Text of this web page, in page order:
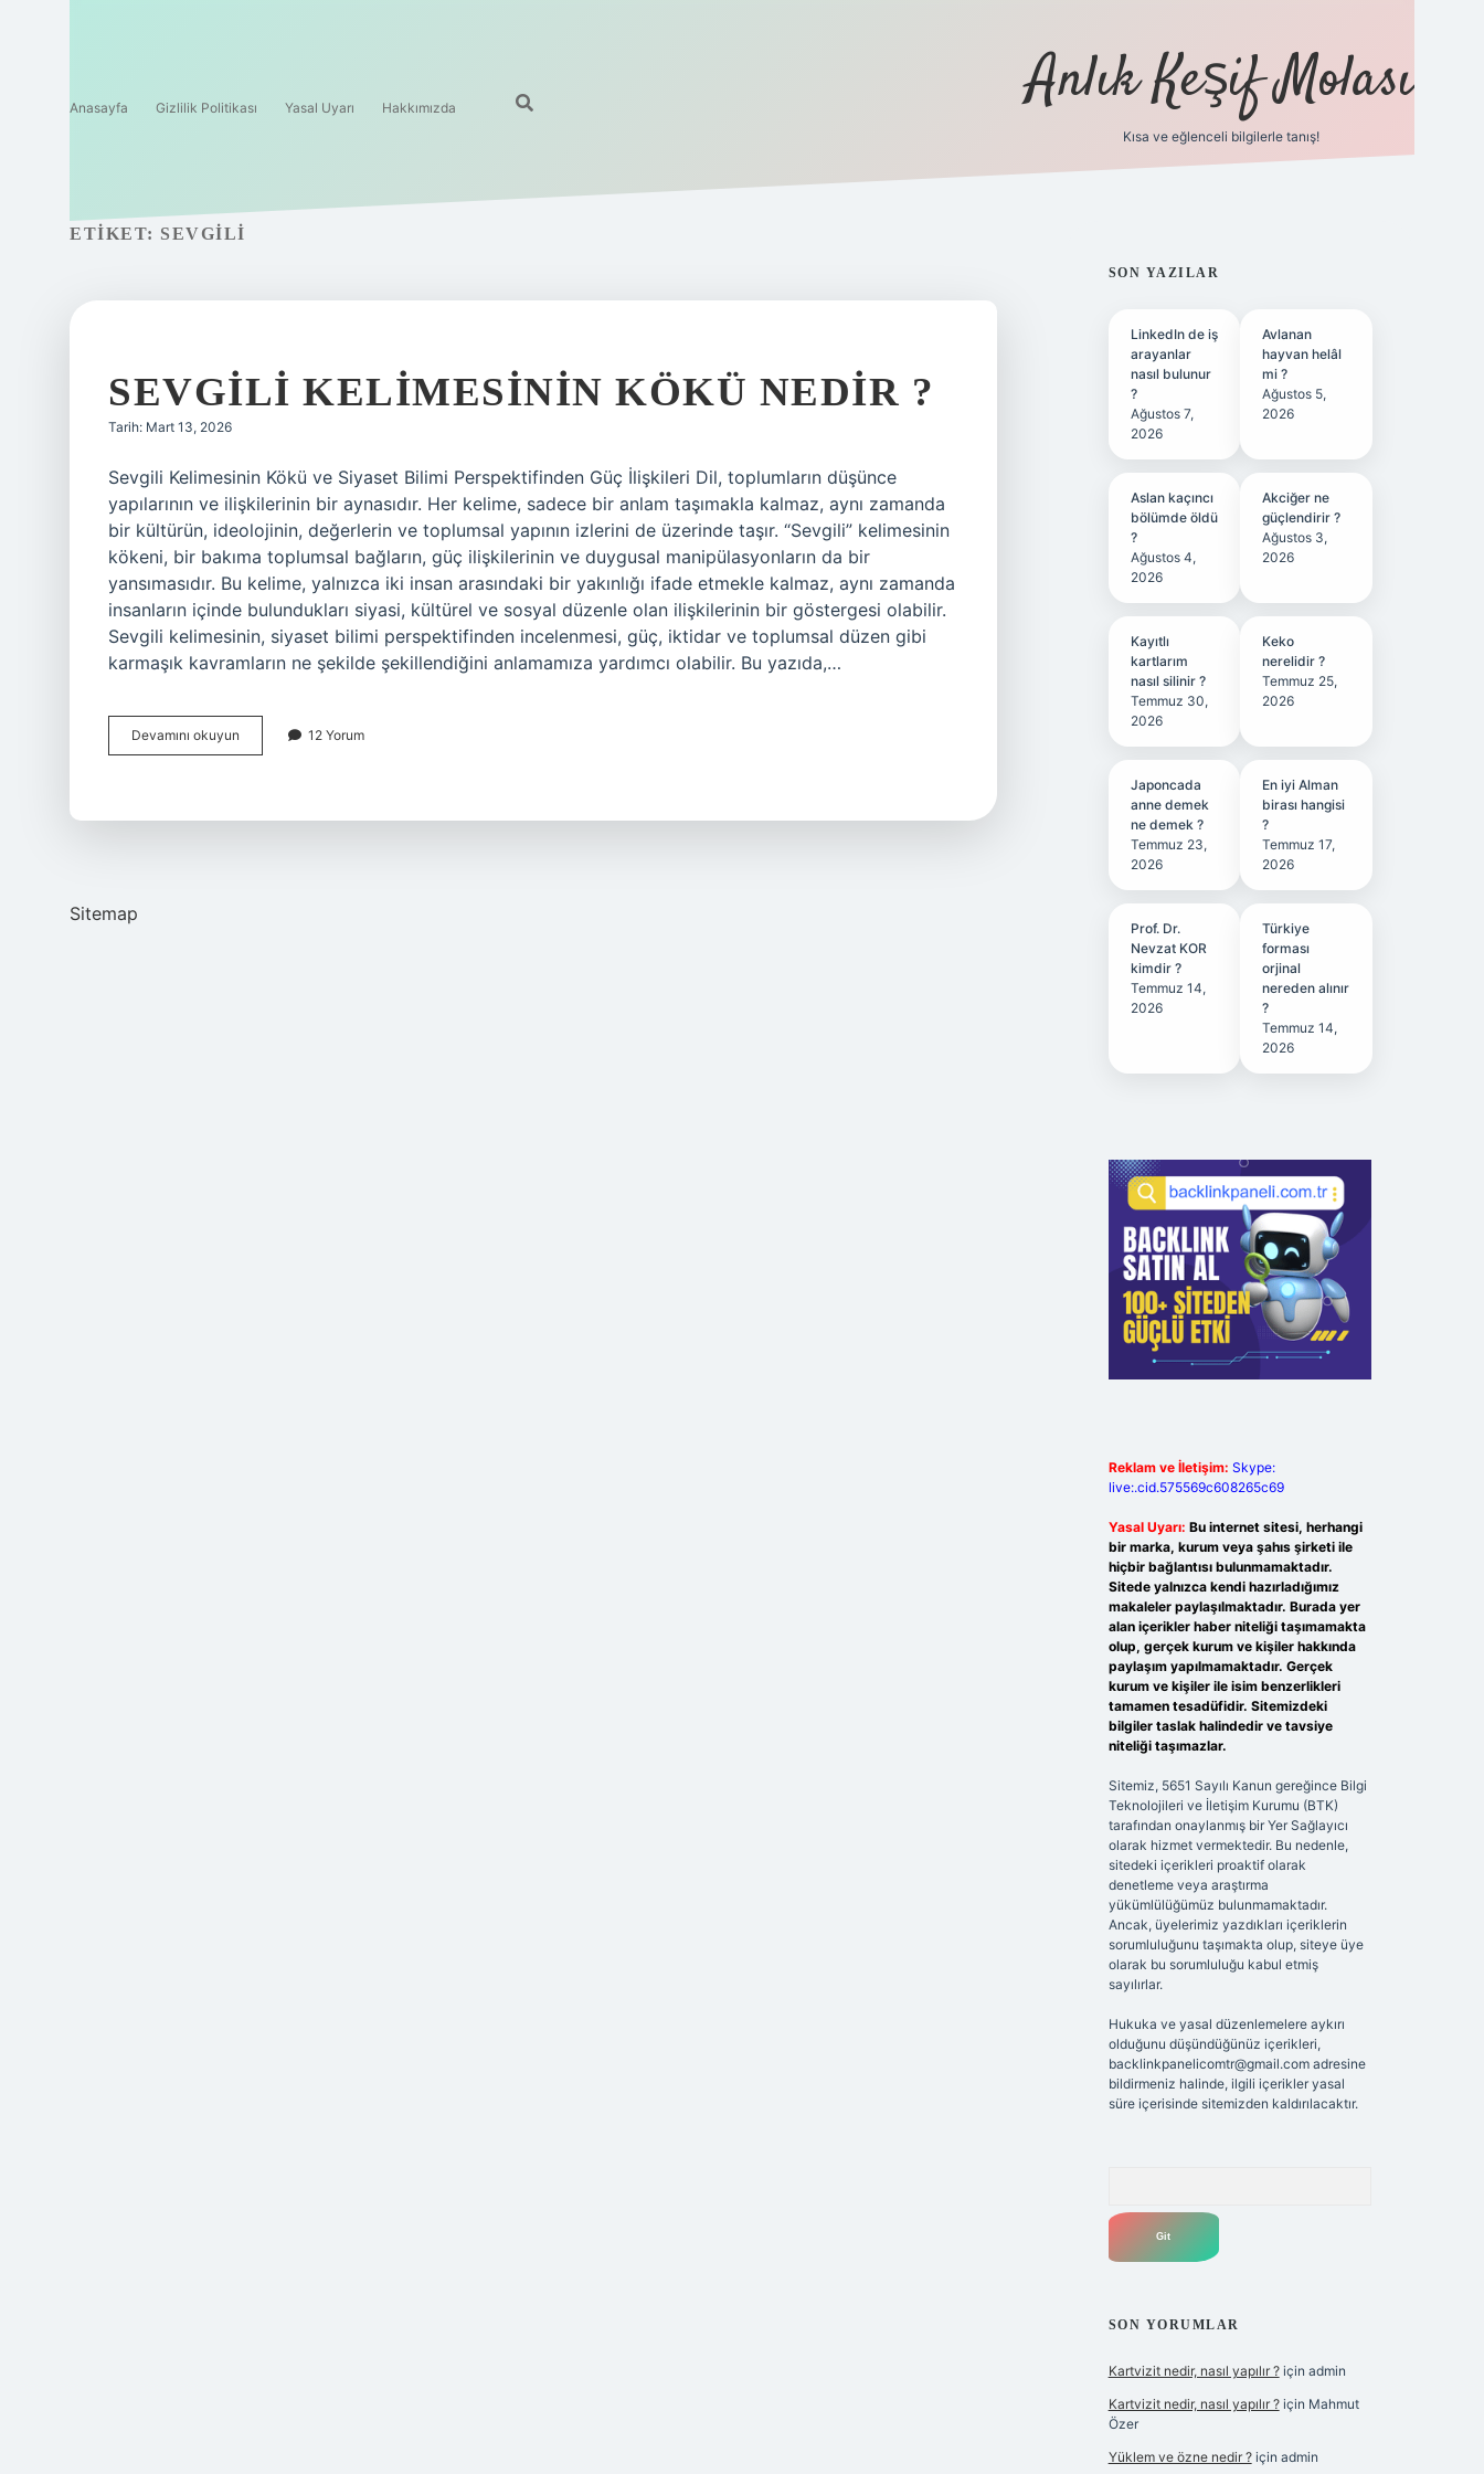
Anasayfa Gizlilik Politikası Yasal Uyarı Hakkımızda Anlık Keşif Molası
Kısa ve eğlenceli bilgilerle tanış!
ETIKET: SEVGILI
SEVGILI KELIMESININ KÖKÜ NEDIR ?
Tarih: Mart 13, 2026
Sevgili Kelimesinin Kökü ve Siyaset Bilimi Perspektifinden Güç İlişkileri Dil, toplumların düşünce
yapılarının ve ilişkilerinin bir aynasıdır. Her kelime, sadece bir anlam taşımakla kalmaz, aynı zamanda
bir kültürün, ideolojinin, değerlerin ve toplumsal yapının izlerini de üzerinde taşır. “Sevgili” kelimesinin
kökeni, bir bakıma toplumsal bağların, güç ilişkilerinin ve duygusal manipülasyonların da bir
yansımasıdır. Bu kelime, yalnızca iki insan arasındaki bir yakınlığı ifade etmekle kalmaz, aynı zamanda
insanların içinde bulundukları siyasi, kültürel ve sosyal düzenle olan ilişkilerinin bir göstergesi olabilir.
Sevgili kelimesinin, siyaset bilimi perspektifinden incelenmesi, güç, iktidar ve toplumsal düzen gibi
karmaşık kavramların ne şekilde şekillendiğini anlamamıza yardımcı olabilir. Bu yazıda,…
Devamını okuyun
kelimesinin
12 Yorum
Sitemap
SIDEBAR
SON YAZILAR
LinkedIn de iş
arayanlar
nasıl bulunur
?
Ağustos 7,
2026
Avlanan
hayvan helâl
mi ?
Ağustos 5,
2026
Aslan kaçıncı
bölümde öldü
?
Ağustos 4,
2026
Akciğer ne
güçlendirir ?
Ağustos 3,
2026
Kayıtlı
kartlarım
nasıl silinir ?
Temmuz 30,
2026
Keko
nerelidir ?
Temmuz 25,
2026
Japoncada
anne demek
ne demek ?
Temmuz 23,
2026
En iyi Alman
birası hangisi
?
Temmuz 17,
2026
Prof. Dr.
Nevzat KOR
kimdir ?
Temmuz 14,
2026
Türkiye
forması
orjinal
nereden alınır
?
Temmuz 14,
2026
Reklam ve İletişim: Skype:
live:.cid.575569c608265c69
Yasal Uyarı: Bu internet sitesi, herhangi
bir marka, kurum veya şahıs şirketi ile
hiçbir bağlantısı bulunmamaktadır.
Sitede yalnızca kendi hazırladığımız
makaleler paylaşılmaktadır. Burada yer
alan içerikler haber niteliği taşımamakta
olup, gerçek kurum ve kişiler hakkında
paylaşım yapılmamaktadır. Gerçek
kurum ve kişiler ile isim benzerlikleri
tamamen tesadüfidir. Sitemizdeki
bilgiler taslak halindedir ve tavsiye
niteliği taşımazlar.
Sitemiz, 5651 Sayılı Kanun gereğince Bilgi
Teknolojileri ve İletişim Kurumu (BTK)
tarafından onaylanmış bir Yer Sağlayıcı
olarak hizmet vermektedir. Bu nedenle,
sitedeki içerikleri proaktif olarak
denetleme veya araştırma
yükümlülüğümüz bulunmamaktadır.
Ancak, üyelerimiz yazdıkları içeriklerin
sorumluluğunu taşımakta olup, siteye üye
olarak bu sorumluluğu kabul etmiş
sayılırlar.
Hukuka ve yasal düzenlemelere aykırı
olduğunu düşündüğünüz içerikleri,
backlinkpanelicomtr@gmail.comadresine
bildirmeniz halinde, ilgili içerikler yasal
süre içerisinde sitemizden kaldırılacaktır.
SON YORUMLAR
Kartvizit nedir, nasıl yapılır ?için admin
Kartvizit nedir, nasıl yapılır ?için Mahmut
Özer
Yüklem ve özne nedir ?için admin